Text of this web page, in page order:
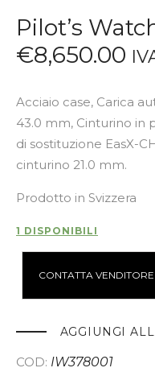
Pilot’s
€8,650.00
Acciaio case, Carica
43.0 mm, Cinturino in
di sostituzione EasX-
cinturino 21.0 mm.
Prodotto in Svizzera
1 DISPONIBILI
CONTATTA VENDITORE
AGGIUNGI
COD: IW378001